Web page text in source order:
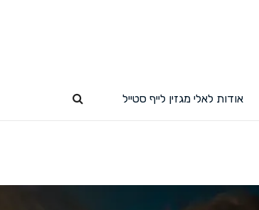
אודות לאלי מגזין לייף סטייל